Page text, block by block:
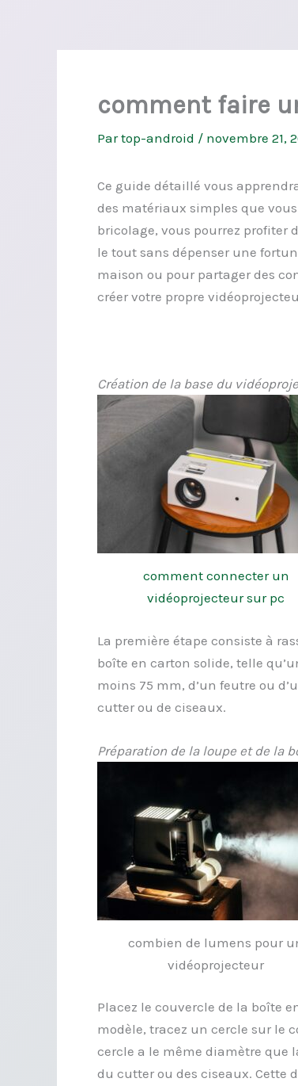
comment faire
Partop-android / novembre 21,
Ce guide détaillé vous
des matériaux simples que
bricolage, vous pourrez profiter
le tout sans dépenser une
maison ou pour partager des
créer votre propre
Création de la base du
comment connecter un
vidéoprojecteur sur pc
La première étape consiste à
boîte en carton solide, telle
moins 75 mm, d’un feutre ou
cutter ou de ciseaux.
Préparation de la loupe et de la
combien de lumens pour
vidéoprojecteur
Placez le couvercle de la boîte
modèle, tracez un cercle sur le
cercle a le même diamètre que
du cutter ou des ciseaux. Cette